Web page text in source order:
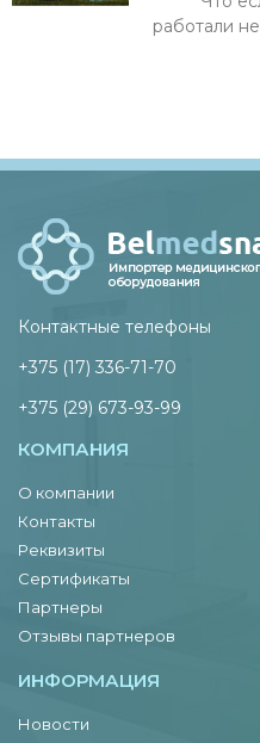
работали
Контактные телефоны
+375 (17) 336-71-70
+375 (29) 673-93-99
КОМПАНИЯ
О компании
Контакты
Реквизиты
Сертификаты
Партнеры
Отзывы партнеров
ИНФОРМАЦИЯ
Новости